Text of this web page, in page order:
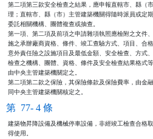
第二項第三款安全檢查之結果，應申報直轄市、縣（
理；直轄市、縣（市）主管建築機關得隨時派員或定
委託相關機構、團體複查或抽查。
第一項、第二項及前項之申請雜項執照應檢附之文件
施之承辦廠商資格、條件、竣工查驗方式、項目、合
意外責任險之設施項目及最低金額、安全檢查、方式
檢查之機構、團體、資格、條件及安全檢查結果格式
由中央主管建築機關定之。
第二項第二款之保險，其保險條款及保險費率，由金
同中央主管建築機關核定之。
第 77- 4 條
建築物昇降設備及機械停車設備，非經竣工檢查合格
得使用。